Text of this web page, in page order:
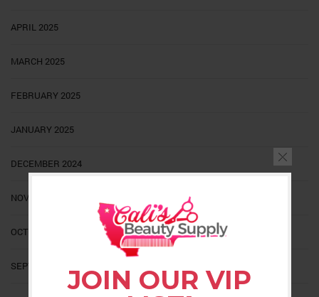
JOIN OUR VIP
APRIL 2025
MARCH 2025
FEBRUARY 2025
JANUARY 2025
DECEMBER 2024
NOVEMBER 2024
OCTOBER 2024
SEPTEMBER 2024